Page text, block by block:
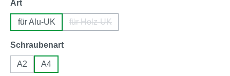
Artauswählen
für Alu-UK für Holz-UK
Schraubenartauswählen
A2 A4